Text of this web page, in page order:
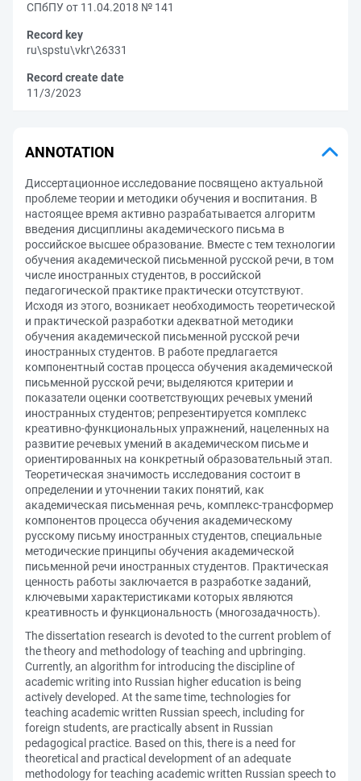
СПбПУ от 11.04.2018 № 141
Record key
ru\spstu\vkr\26331
Record create date
11/3/2023
ANNOTATION
Диссертационное исследование посвящено актуальной
проблеме теории и методики обучения и воспитания. В
настоящее время активно разрабатывается алгоритм
введения дисциплины академического письма в
российское высшее образование. Вместе с тем технологии
обучения академической письменной русской речи, в том
числе иностранных студентов, в российской
педагогической практике практически отсутствуют.
Исходя из этого, возникает необходимость теоретической
и практической разработки адекватной методики
обучения академической письменной русской речи
иностранных студентов. В работе предлагается
компонентный состав процесса обучения академической
письменной русской речи; выделяются критерии и
показатели оценки соответствующих речевых умений
иностранных студентов; репрезентируется комплекс
креативно-функциональных упражнений, нацеленных на
развитие речевых умений в академическом письме и
ориентированных на конкретный образовательный этап.
Теоретическая значимость исследования состоит в
определении и уточнении таких понятий, как
академическая письменная речь, комплекс-трансформер
компонентов процесса обучения академическому
русскому письму иностранных студентов, специальные
методические принципы обучения академической
письменной речи иностранных студентов. Практическая
ценность работы заключается в разработке заданий,
ключевыми характеристиками которых являются
креативность и функциональность (многозадачность).
The dissertation research is devoted to the current problem of
the theory and methodology of teaching and upbringing.
Currently, an algorithm for introducing the discipline of
academic writing into Russian higher education is being
actively developed. At the same time, technologies for
teaching academic written Russian speech, including for
foreign students, are practically absent in Russian
pedagogical practice. Based on this, there is a need for
theoretical and practical development of an adequate
methodology for teaching academic written Russian speech to